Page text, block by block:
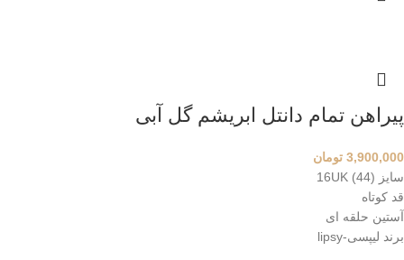
پیراهن تمام دانتل ابریشم گل آبی
3,900,000 تومان
سایز 16UK (44)
قد کوتاه
آستین حلقه ای
برند لیپسی-lipsy